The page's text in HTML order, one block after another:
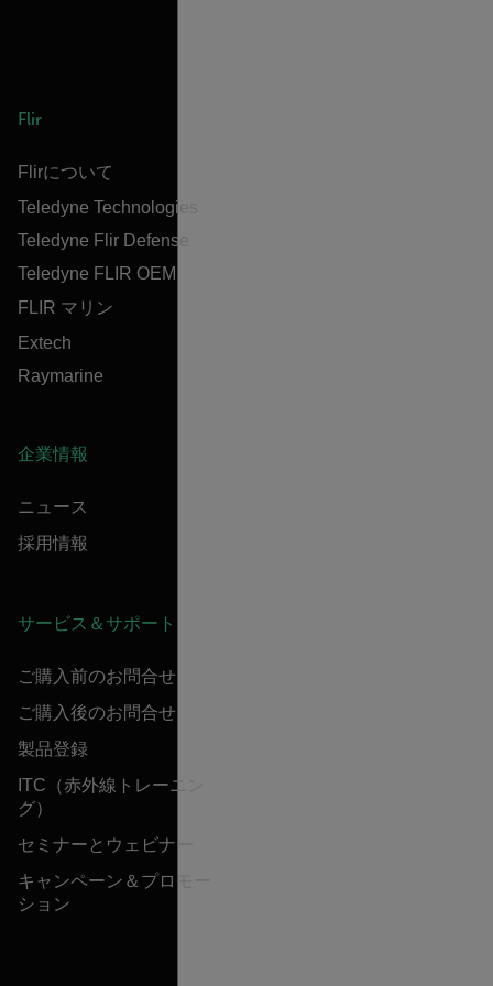
Flir
Flirについて
Teledyne Technologies
Teledyne Flir Defense
Teledyne FLIR OEM
FLIR マリン
Extech
Raymarine
企業情報
ニュース
採用情報
サービス＆サポート
ご購入前のお問合せ
ご購入後のお問合せ
製品登録
ITC（赤外線トレーニン
グ）
セミナーとウェビナー
キャンペーン＆プロモー
ション